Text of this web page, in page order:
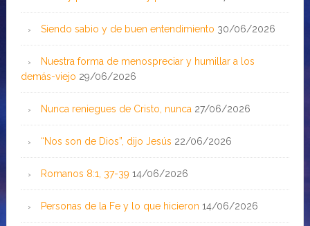
Siendo sabio y de buen entendimiento 30/06/2026
Nuestra forma de menospreciar y humillar a los
demás-viejo 29/06/2026
Nunca reniegues de Cristo, nunca 27/06/2026
“Nos son de Dios”, dijo Jesús 22/06/2026
Romanos 8:1, 37-39 14/06/2026
Personas de la Fe y lo que hicieron 14/06/2026